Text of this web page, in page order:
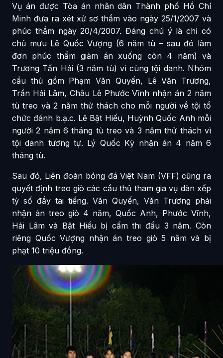
Vụ án được Tòa án nhân dân Thành phố Hồ Chí
Minh đưa ra xét xử sơ thẩm vào ngày 25/1/2007 và
phúc thẩm ngày 20/4/2007. Đáng chú ý là chỉ có
chủ mưu Lê Quốc Vượng (6 năm tù – sau đó làm
đơn phúc thẩm giảm án xuống còn 4 năm) và
Trương Tấn Hải (3 năm tù) vì cùng tội danh. Nhóm
cầu thủ gồm Phạm Văn Quyến, Lê Văn Trương,
Trần Hải Lâm, Châu Lê Phước Vĩnh nhận án 2 năm
tù treo và 2 năm thử thách cho mỗi người về tội tổ
chức đánh b.ạ.c. Lê Bật Hiếu, Huỳnh Quốc Anh mỗi
người 2 năm 6 tháng tù treo và 3 năm thử thách vì
tội danh tương tự. Lý Quốc Kỳ nhận án 4 năm 6
tháng tù.
Sau đó, Liên đoàn bóng đá Việt Nam (VFF) cũng ra
quyết định treo giò các cầu thủ tham gia vụ dàn xếp
tỷ số đầy tai tiếng. Văn Quyến, Văn Trương phải
nhận án treo giò 4 năm, Quốc Anh, Phước Vĩnh,
Hải Lâm và Bật Hiếu bị cấm thi đấu 3 năm. Còn
riêng Quốc Vượng nhận án treo giò 5 năm và bị
phạt 10 triệu đồng.